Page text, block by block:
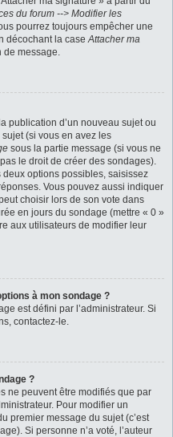
du forum --> Modifier les
pourrez toujours empêcher une
décochant la caseAttacher ma
de message.
publication d’un nouveau sujet ou
(si vous en avez les
sous la partie message (si vous ne
le droit de créer des sondages).
options possibles, saisissez
Vous pouvez aussi indiquer
choisir lors de son vote dans
en jours du sondage (mettre « 0 »
aux utilisateurs de modifier leur
à mon sondage ?
est défini par l’administrateur. Si
contactez-le.
?
ne peuvent être modifiés que par
Pour modifier un
premier message du sujet (c’est
Si personne n’a voté, l’auteur